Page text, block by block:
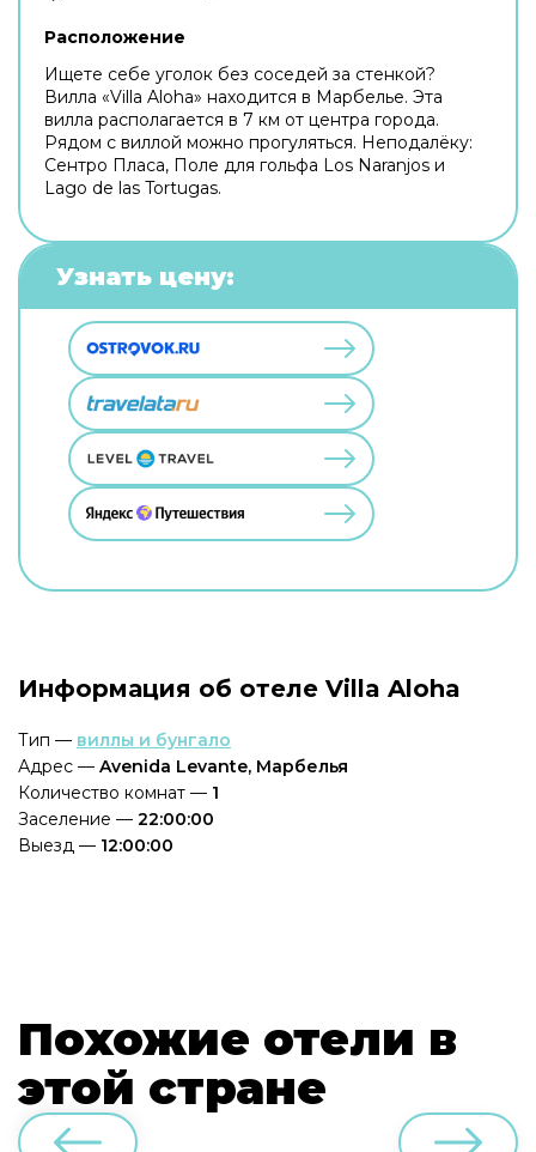
Расположение
Ищете себе уголок без соседей за стенкой?
Вилла «Villa Aloha» находится в Марбелье. Эта
вилла располагается в 7 км от центра города.
Рядом с виллой можно прогуляться. Неподалёку:
Сентро Пласа, Поле для гольфа Los Naranjos и
Lago de las Tortugas.
Узнать цену:
Информация об отеле Villa Aloha
Тип — виллы и бунгало
Адрес — Avenida Levante, Марбелья
Количество комнат — 1
Заселение — 22:00:00
Выезд — 12:00:00
Похожие отели в
этой стране